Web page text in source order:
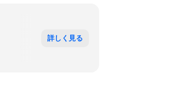
詳しく見る